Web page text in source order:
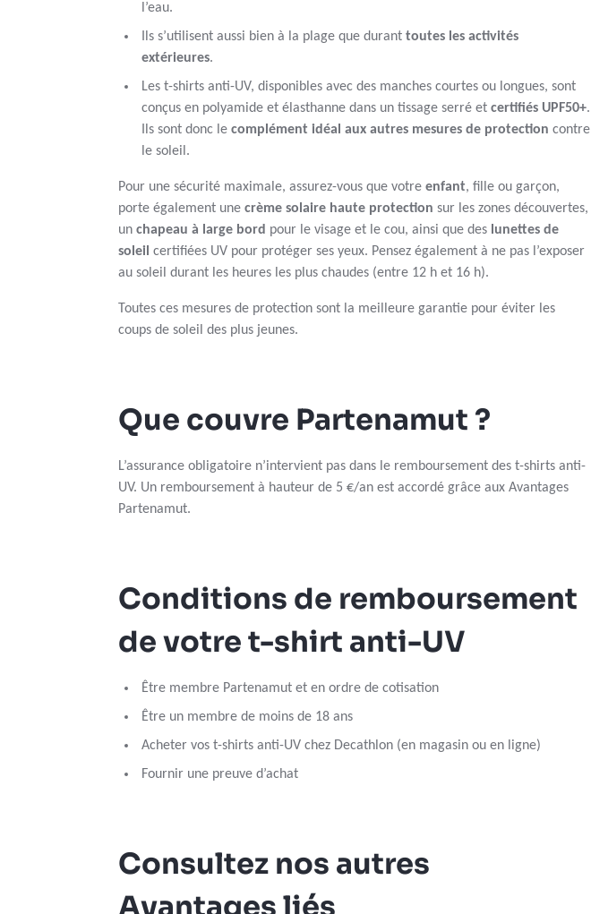
l’eau.
Ils s’utilisent aussi bien à la plage que durant toutes les activités
extérieures.
Les t-shirts anti-UV, disponibles avec des manches courtes ou longues, sont
conçus en polyamide et élasthanne dans un tissage serré et certifiés UPF50+.
Ils sont donc le complément idéal aux autres mesures de protection contre
le soleil.
Pour une sécurité maximale, assurez-vous que votre enfant, fille ou garçon,
porte également une crème solaire haute protection sur les zones découvertes,
un chapeau à large bord pour le visage et le cou, ainsi que des lunettes de
soleil certifiées UV pour protéger ses yeux. Pensez également à ne pas l’exposer
au soleil durant les heures les plus chaudes (entre 12 h et 16 h).
Toutes ces mesures de protection sont la meilleure garantie pour éviter les
coups de soleil des plus jeunes.
Que couvre Partenamut ?
L’assurance obligatoire n’intervient pas dans le remboursement des t-shirts anti-
UV. Un remboursement à hauteur de 5 €/an est accordé grâce aux Avantages
Partenamut.
Conditions de remboursement
de votre t-shirt anti-UV
Être membre Partenamut et en ordre de cotisation
Être un membre de moins de 18 ans
Acheter vos t-shirts anti-UV chez Decathlon (en magasin ou en ligne)
Fournir une preuve d’achat
Consultez nos autres
Avantages liés